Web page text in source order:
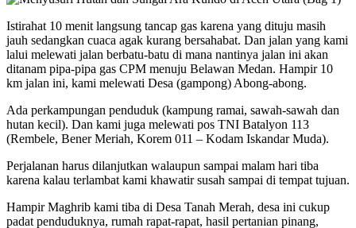
Istirahat 10 menit langsung tancap gas karena yang dituju masih
jauh sedangkan cuaca agak kurang bersahabat. Dan jalan yang kami
lalui melewati jalan berbatu-batu di mana nantinya jalan ini akan
ditanam pipa-pipa gas CPM menuju Belawan Medan. Hampir 10
km jalan ini, kami melewati Desa (gampong) Abong-abong.
Ada perkampungan penduduk (kampung ramai, sawah-sawah dan
hutan kecil). Dan kami juga melewati pos TNI Batalyon 113
(Rembele, Bener Meriah, Korem 011 – Kodam Iskandar Muda).
Perjalanan harus dilanjutkan walaupun sampai malam hari tiba
karena kalau terlambat kami khawatir susah sampai di tempat tujuan.
Hampir Maghrib kami tiba di Desa Tanah Merah, desa ini cukup
padat penduduknya, rumah rapat-rapat, hasil pertanian pinang,